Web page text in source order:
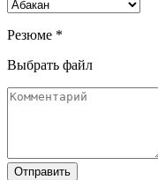
Резюме *
Выбрать файл
Отправить